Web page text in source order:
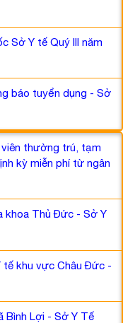
Sở Y tế Quý III năm
báo tuyển dụng - Sở
viên thường trú, tạm
kỳ miễn phí từ ngân
khoa Thủ Đức - Sở Y
tế khu vực Châu Đức -
Bình Lợi - Sở Y Tế